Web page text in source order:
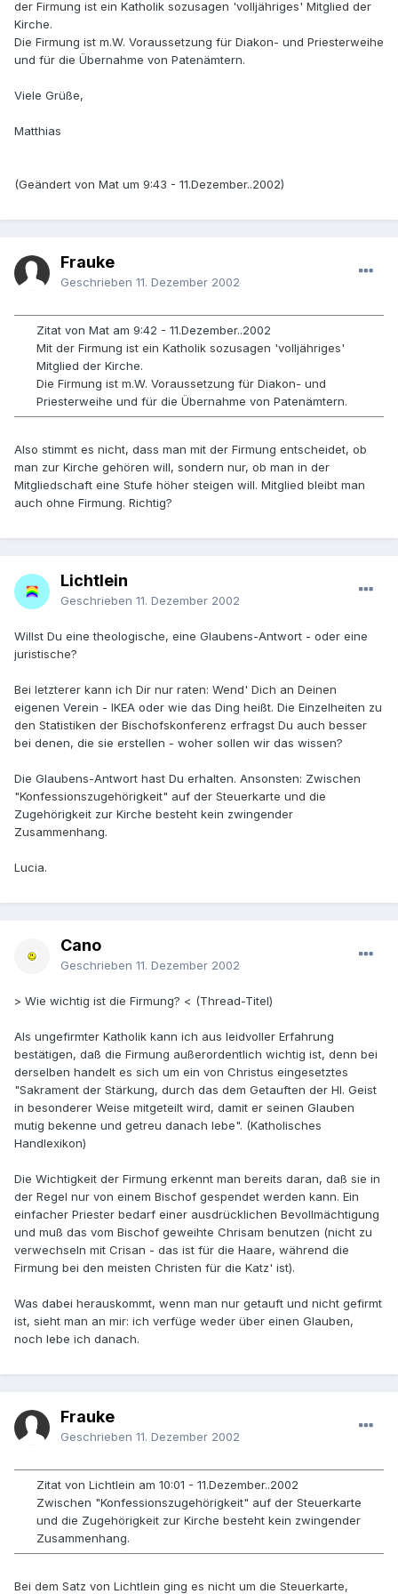
der Firmung ist ein Katholik sozusagen 'volljähriges' Mitglied der
Kirche.
Die Firmung ist m.W. Voraussetzung für Diakon- und Priesterweihe
und für die Übernahme von Patenämtern.
Viele Grüße,
Matthias
(Geändert von Mat um 9:43 - 11.Dezember..2002)
Frauke
Geschrieben 11. Dezember 2002
Zitat von Mat am 9:42 - 11.Dezember..2002
Mit der Firmung ist ein Katholik sozusagen 'volljähriges'
Mitglied der Kirche.
Die Firmung ist m.W. Voraussetzung für Diakon- und
Priesterweihe und für die Übernahme von Patenämtern.
Also stimmt es nicht, dass man mit der Firmung entscheidet, ob
man zur Kirche gehören will, sondern nur, ob man in der
Mitgliedschaft eine Stufe höher steigen will. Mitglied bleibt man
auch ohne Firmung. Richtig?
Lichtlein
Geschrieben 11. Dezember 2002
Willst Du eine theologische, eine Glaubens-Antwort - oder eine
juristische?
Bei letzterer kann ich Dir nur raten: Wend' Dich an Deinen
eigenen Verein - IKEA oder wie das Ding heißt. Die Einzelheiten zu
den Statistiken der Bischofskonferenz erfragst Du auch besser
bei denen, die sie erstellen - woher sollen wir das wissen?
Die Glaubens-Antwort hast Du erhalten. Ansonsten: Zwischen
"Konfessionszugehörigkeit" auf der Steuerkarte und die
Zugehörigkeit zur Kirche besteht kein zwingender
Zusammenhang.
Lucia.
Cano
Geschrieben 11. Dezember 2002
> Wie wichtig ist die Firmung? < (Thread-Titel)
Als ungefirmter Katholik kann ich aus leidvoller Erfahrung
bestätigen, daß die Firmung außerordentlich wichtig ist, denn bei
derselben handelt es sich um ein von Christus eingesetztes
"Sakrament der Stärkung, durch das dem Getauften der Hl. Geist
in besonderer Weise mitgeteilt wird, damit er seinen Glauben
mutig bekenne und getreu danach lebe". (Katholisches
Handlexikon)
Die Wichtigkeit der Firmung erkennt man bereits daran, daß sie in
der Regel nur von einem Bischof gespendet werden kann. Ein
einfacher Priester bedarf einer ausdrücklichen Bevollmächtigung
und muß das vom Bischof geweihte Chrisam benutzen (nicht zu
verwechseln mit Crisan - das ist für die Haare, während die
Firmung bei den meisten Christen für die Katz' ist).
Was dabei herauskommt, wenn man nur getauft und nicht gefirmt
ist, sieht man an mir: ich verfüge weder über einen Glauben,
noch lebe ich danach.
Frauke
Geschrieben 11. Dezember 2002
Zitat von Lichtlein am 10:01 - 11.Dezember..2002
Zwischen "Konfessionszugehörigkeit" auf der Steuerkarte
und die Zugehörigkeit zur Kirche besteht kein zwingender
Zusammenhang.
Bei dem Satz von Lichtlein ging es nicht um die Steuerkarte,